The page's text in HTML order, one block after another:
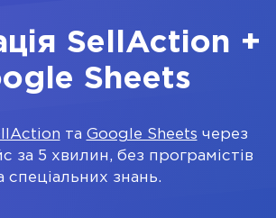
SellAction +
Sheets
та Google Sheets через
за 5 хвилин, без програмістів
спеціальних знань.